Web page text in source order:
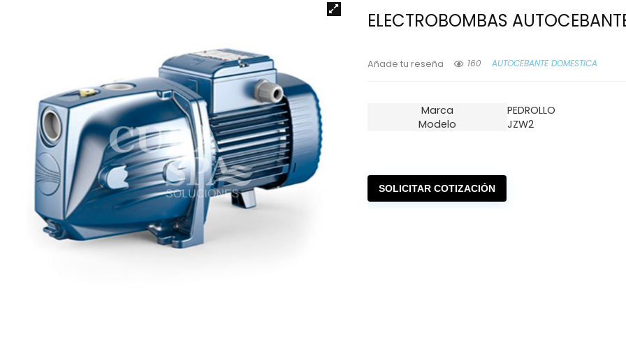
ELECTROBOMBAS
Añade tu reseña 160 AUTOCEBANTE DOMESTICA
Marca
PEDROLLO
Modelo
JZW2
SOLICITAR COTIZACIÓN